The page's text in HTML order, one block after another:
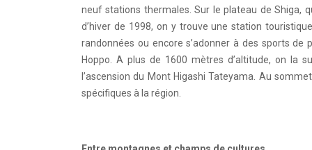
neuf stations thermales. Sur le plateau de Shiga,
d’hiver de 1998, on y trouve une station
randonnées ou encore s’adonner à des sports
Hoppo. A plus de 1600 mètres d’altitude, on la
l’ascension du Mont Higashi Tateyama. Au
spécifiques à la région.